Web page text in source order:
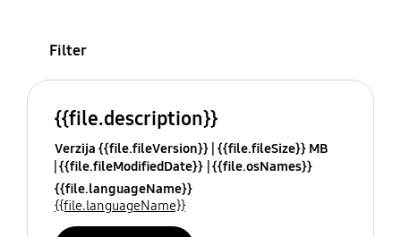
Filter
{{file.description}}
Verzija {{file.fileVersion}} {{file.fileSize}} MB
{{file.fileModifiedDate}} {{file.osNames}}
{{file.languageName}}
{{file.languageName}}